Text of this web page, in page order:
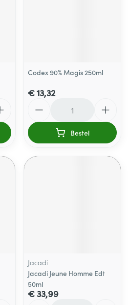
Codex 90% Magis 250ml
€ 13,32
Bestel
Jacadi
Jacadi Jeune Homme Edt
50ml
€ 33,99